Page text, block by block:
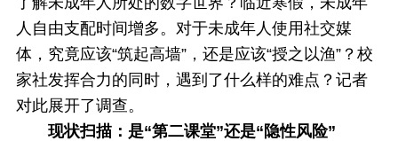
人自由支配时间增多。对于未成年人使用社交媒
体，究竟应该“筑起高墙”，还是应该“授之以渔”？校
家社发挥合力的同时，遇到了什么样的难点？记者
对此展开了调查。
现状扫描：是“第二课堂”还是“隐性风险”